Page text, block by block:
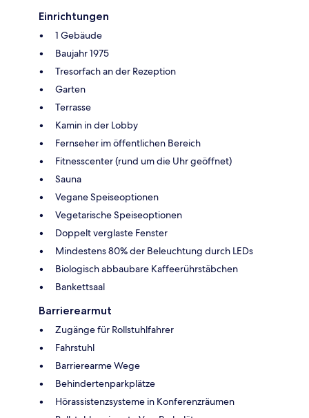
Einrichtungen
1 Gebäude
Baujahr 1975
Tresorfach an der Rezeption
Garten
Terrasse
Kamin in der Lobby
Fernseher im öffentlichen Bereich
Fitnesscenter (rund um die Uhr geöffnet)
Sauna
Vegane Speiseoptionen
Vegetarische Speiseoptionen
Doppelt verglaste Fenster
Mindestens 80% der Beleuchtung durch LEDs
Biologisch abbaubare Kaffeerührstäbchen
Bankettsaal
Barrierearmut
Zugänge für Rollstuhlfahrer
Fahrstuhl
Barrierearme Wege
Behindertenparkplätze
Hörassistenzsysteme in Konferenzräumen